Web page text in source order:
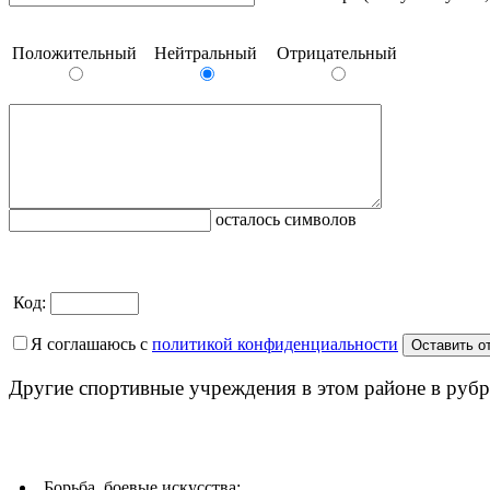
Положительный Нейтральный Отрицательный
осталось символов
Код:
Я соглашаюсь с политикой конфиденциальности
Другие спортивные учреждения в этом районе в